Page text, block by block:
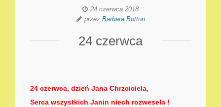
24 czerwca 2018
przez Barbara Botton
24 czerwca
24 czerwca, dzień Jana Chrzciciela,
Serca wszystkich Janin niech rozwesela !